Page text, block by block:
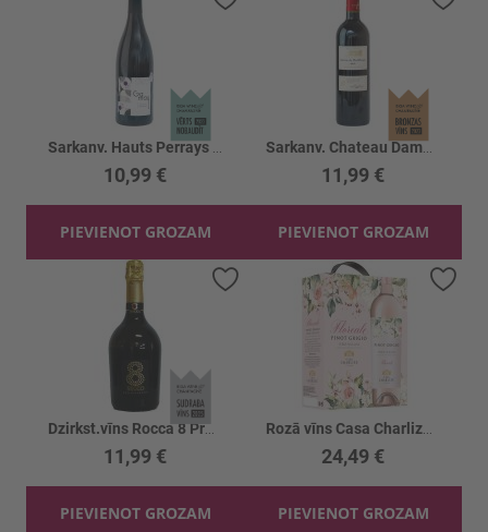
10,99 €
PIEVIENOT GROZAM
11,99 €
PIEVIENOT GROZAM
11,99 €
PIEVIENOT GROZAM
Pievienot vēlmju sarakstam
24,49 €
PIEVIENOT GROZAM